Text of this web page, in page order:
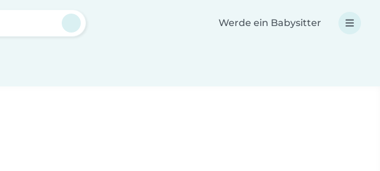
Werde ein Babysitter